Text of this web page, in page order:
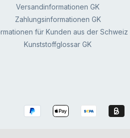
Versandinformationen GK
Zahlungsinformationen GK
für Kunden aus der Schweiz
Kunststoffglossar GK